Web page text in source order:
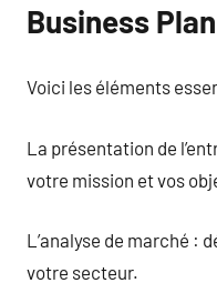
Business Plan
Voici les éléments
La présentation de
votre mission et vos
L’analyse de marché :
votre secteur.